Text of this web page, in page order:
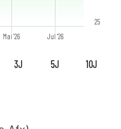
Mai '26 Jul '26
25
3J 5J 10J